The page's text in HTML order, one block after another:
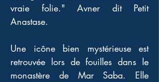
vraie folie." Avner dit Petit
Anastase.
Une icône bien mystérieuse est
retrouvée lors de fouilles dans le
monastère de Mar Saba. Elle